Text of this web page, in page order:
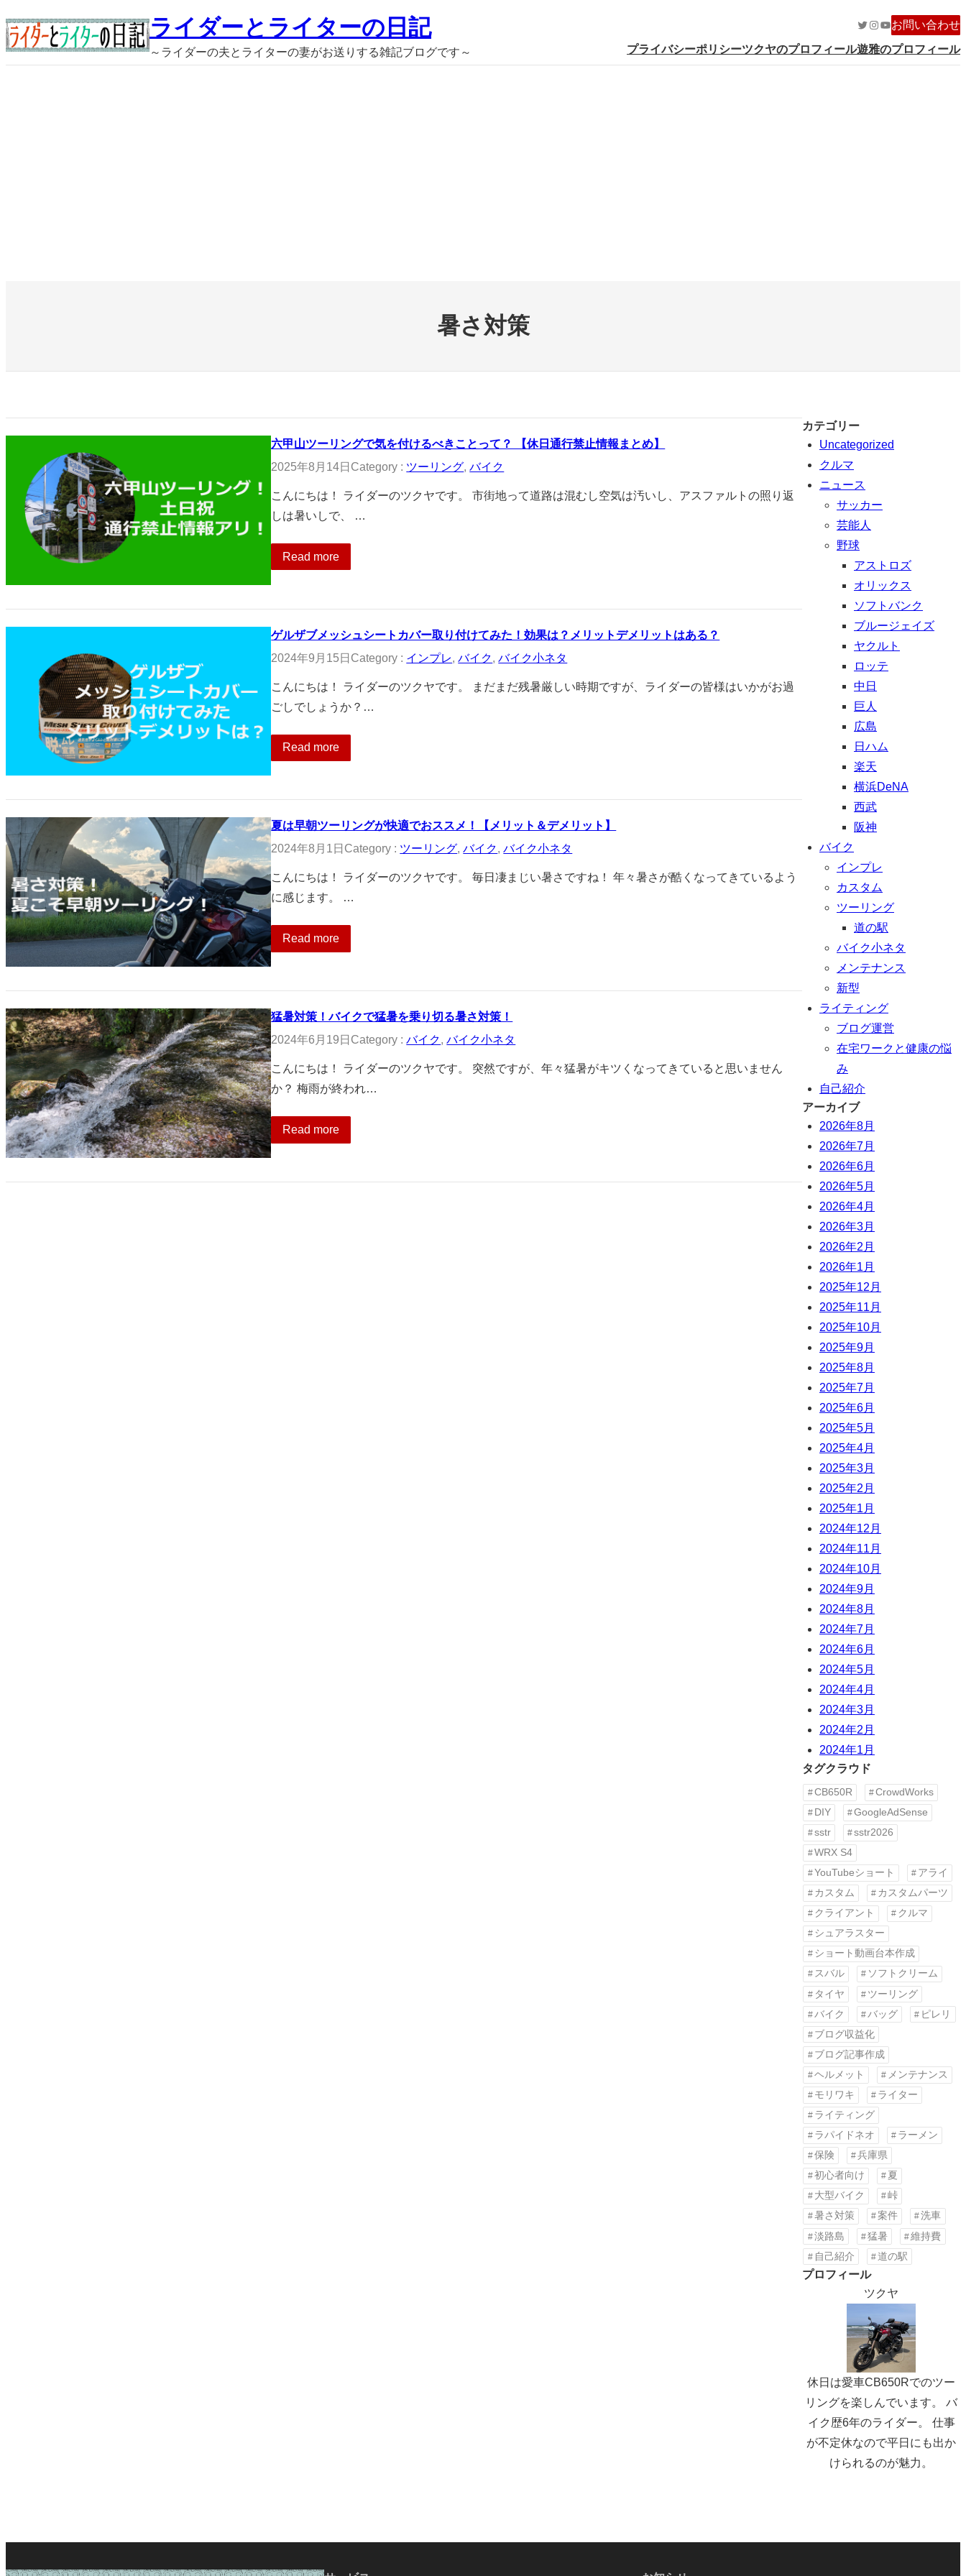
容
を
ライダーとライターの日記
～ライダーの夫とライターの妻がお送りする雑記ブログです～
Twitter
Instagram
YouTube
お問い合わせ
プライバシーポリシーツクヤのプロフィール遊雅のプロフィール
暑さ対策
六甲山ツーリングで気を付けるべきことって？ 【休日通行禁止情報まとめ】
2025年8月14日 Category : ツーリング, バイク
こんにちは！ ライダーのツクヤです。 市街地って道路は混むし空気は汚いし、アスファルトの照り返
しは暑いしで、 …
Read more
ゲルザブメッシュシートカバー取り付けてみた！効果は？メリットデメリットはある？
2024年9月15日 Category : インプレ, バイク, バイク小ネタ
こんにちは！ ライダーのツクヤです。 まだまだ残暑厳しい時期ですが、ライダーの皆様はいかがお過
ごしでしょうか？…
Read more
夏は早朝ツーリングが快適でおススメ！【メリット＆デメリット】
2024年8月1日 Category : ツーリング, バイク, バイク小ネタ
こんにちは！ ライダーのツクヤです。 毎日凄まじい暑さですね！ 年々暑さが酷くなってきているよう
に感じます。 …
Read more
猛暑対策！バイクで猛暑を乗り切る暑さ対策！
2024年6月19日 Category :バイク, バイク小ネタ
こんにちは！ ライダーのツクヤです。 突然ですが、年々猛暑がキツくなってきていると思いません
か？ 梅雨が終われ…
Read more
カテゴリー
Uncategorized
クルマ
ニュース
サッカー
芸能人
野球
アストロズ
オリックス
ソフトバンク
ブルージェイズ
ヤクルト
ロッテ
中日
巨人
広島
日ハム
楽天
横浜DeNA
西武
阪神
バイク
インプレ
カスタム
ツーリング
道の駅
バイク小ネタ
メンテナンス
新型
ライティング
ブログ運営
在宅ワークと健康の悩
み
自己紹介
アーカイブ
2026年8月
2026年7月
2026年6月
2026年5月
2026年4月
2026年3月
2026年2月
2026年1月
2025年12月
2025年11月
2025年10月
2025年9月
2025年8月
2025年7月
2025年6月
2025年5月
2025年4月
2025年3月
2025年2月
2025年1月
2024年12月
2024年11月
2024年10月
2024年9月
2024年8月
2024年7月
2024年6月
2024年5月
2024年4月
2024年3月
2024年2月
2024年1月
タグクラウド
CB650R
CrowdWorks
DIY
GoogleAdSense
sstr
sstr2026
WRX S4
YouTubeショート
アライ
カスタム
カスタムパーツ
クライアント
クルマ
シュアラスター
ショート動画台本作成
スバル
ソフトクリーム
タイヤ
ツーリング
バイク
バッグ
ピレリ
ブログ収益化
ブログ記事作成
ヘルメット
メンテナンス
モリワキ
ライター
ライティング
ラパイドネオ
ラーメン
保険
兵庫県
初心者向け
夏
大型バイク
峠
暑さ対策
案件
洗車
淡路島
猛暑
維持費
自己紹介
道の駅
プロフィール
ツクヤ
休日は愛車CB650Rでのツー
リングを楽しんでいます。 バ
イク歴6年のライダー。 仕事
が不定休なので平日にも出か
けられるのが魅力。